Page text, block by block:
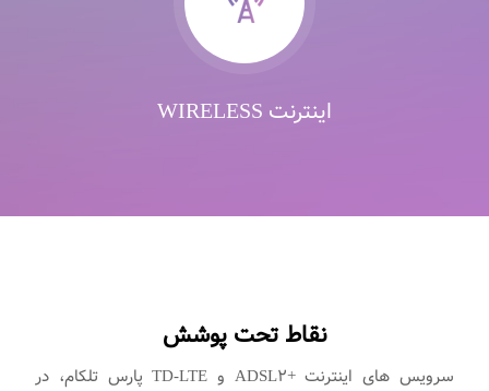
اینترنت WIRELESS
نقاط تحت پوشش
سرویس های اینترنت +ADSL۲ و TD-LTE پارس تلکام، در